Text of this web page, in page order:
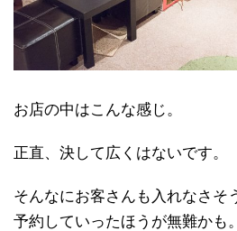
お店の中はこんな感じ。
正直、決して広くはないです。
そんなにお客さんも入れなさそ
予約していったほうが無難かも。